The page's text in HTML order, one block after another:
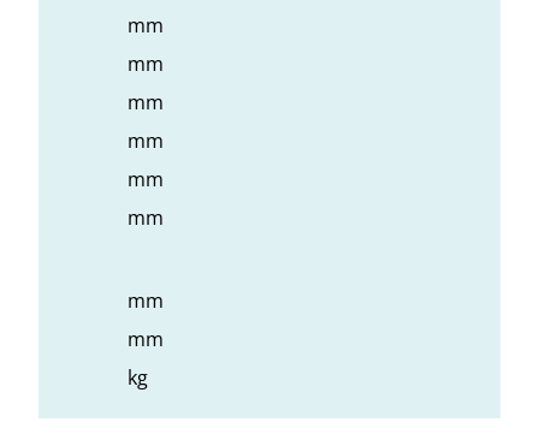
mm
mm
mm
mm
mm
mm
mm
mm
kg